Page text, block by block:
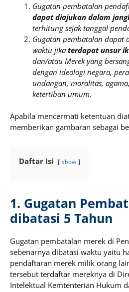
Gugatan pembatalan
dapat diajukan dalam
terhitung sejak tanggal
Gugatan pembatalan dapat
waktu jika terdapat unsur
dan/atau Merek yang
dengan ideologi negara,
undangan, moralitas,
ketertiban umum.
Apabila mencermati ketentuan
memberikan gambaran sebagai
Daftar Isi show
1. Gugatan
dibatasi 5 Tahun
Gugatan pembatalan merek di
sebenarnya dibatasi waktu yaitu
pendaftaran merek milik orang
tersebut terdaftar mereknya di
Intelektual Kemtenterian Hukum